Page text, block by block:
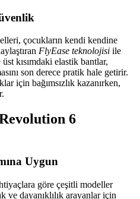
çocukların kendi kendine
FlyEase teknolojisi ile
kısımdaki elastik bantlar,
son derece pratik hale getirir.
için bağımsızlık kazanırken,
6
Uygun
göre çeşitli modeller
ve dayanıklılık arayanlar için